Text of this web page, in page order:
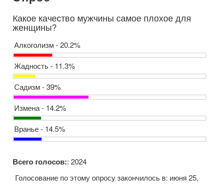
Какое качество мужчины самое плохое для
женщины?
Алкоголизм - 20.2%
Жадность - 11.3%
Садизм - 39%
Измена - 14.2%
Вранье - 14.5%
Всего голосов:: 2024
Голосование по этому опросу закончилось в: июня 25,